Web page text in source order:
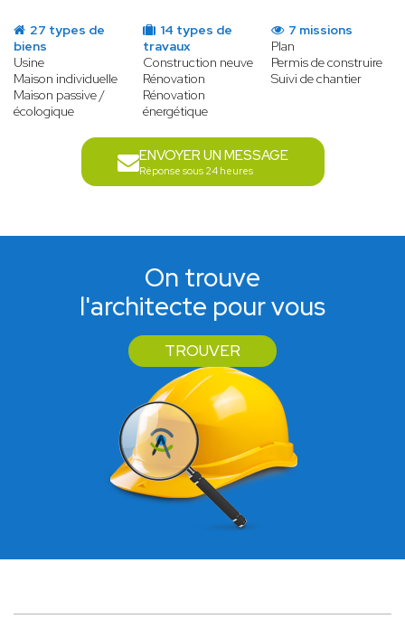
27 types de
biens
Usine
Maison individuelle
Maison passive /
écologique
14 types de
travaux
Construction neuve
Rénovation
Rénovation
énergétique
7 missions
Plan
Permis de construire
Suivi de chantier
ENVOYER UN MESSAGE
Réponse sous 24 heures
On trouve
l'architecte pour vous
TROUVER